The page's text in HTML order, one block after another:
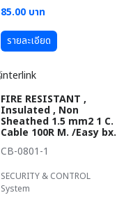
85.00 บาท
รายละเอียด
FIRE RESISTANT ,
Insulated , Non
Sheathed 1.5 mm2 1 C.
Cable 100R M. /Easy bx.
CB-0801-1
SECURITY & CONTROL
System